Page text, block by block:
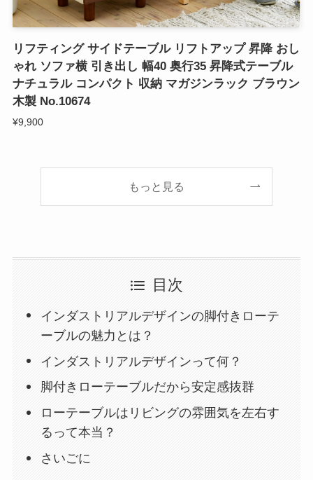
リフティング サイドテーブル リフトアップ 昇降 おし
ゃれ ソファ横 引き出し 幅40 奥行35 昇降式テーブル
ナチュラル コンパクト 収納 マガジンラック ブラウン
木製 No.10674
¥9,900
もっと見る
目次
インダストリアルデザインの脚付きローテ
ーブルの魅力とは？
インダストリアルデザインって何？
脚付きローテーブルだから安定感抜群
ローテーブルはリビングの雰囲気を左右す
るって本当？
さいごに